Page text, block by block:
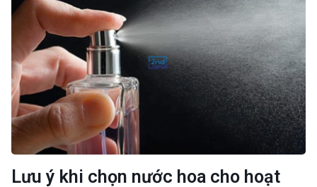
Lưu ý khi chọn nước hoa cho hoạt